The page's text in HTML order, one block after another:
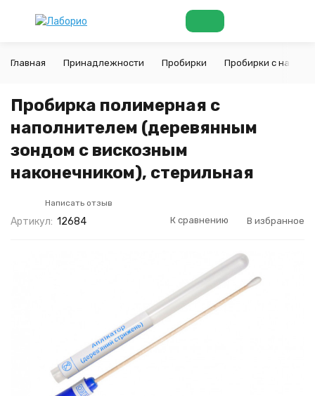
Главная Принадлежности Пробирки Пробирки с
Пробирка полимерная с
наполнителем (деревянным
зондом с вискозным
наконечником), стерильная
Написать отзыв
Артикул: 12684 К сравнению В избранное